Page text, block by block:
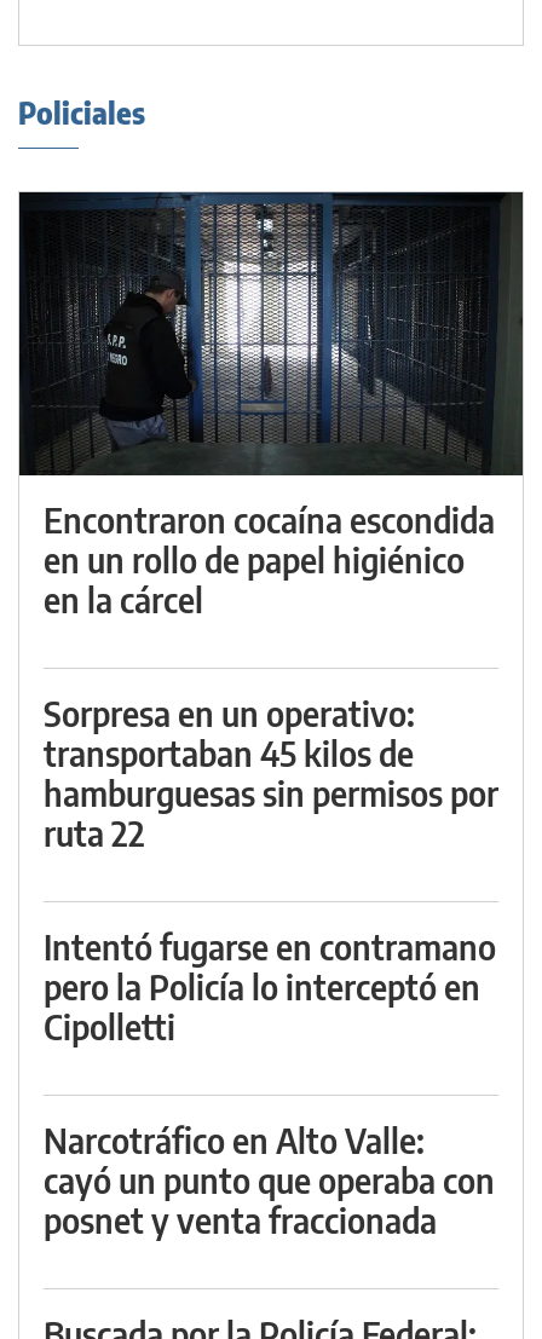
Policiales
Encontraron cocaína escondida
en un rollo de papel higiénico
en la cárcel
Sorpresa en un operativo:
transportaban 45 kilos de
hamburguesas sin permisos por
ruta 22
Intentó fugarse en contramano
pero la Policía lo interceptó en
Cipolletti
Narcotráfico en Alto Valle:
cayó un punto que operaba con
posnet y venta fraccionada